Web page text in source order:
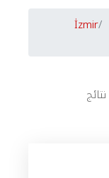
İzmir